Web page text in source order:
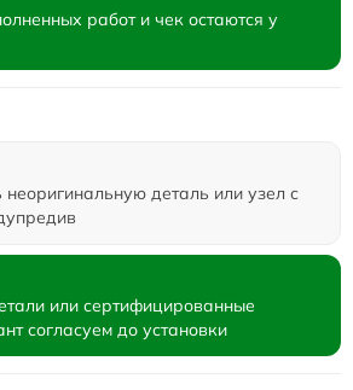
работ и чек остаются у
неоригинальную деталь или узел с
или сертифицированные
согласуем до установки